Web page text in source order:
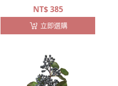
NT$385
立即選購